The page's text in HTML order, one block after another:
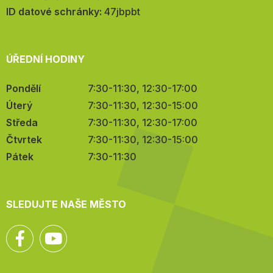
mail:
ID datové schránky: 47jbpbt
ÚŘEDNÍ HODINY
Pondělí
7:30-11:30, 12:30-17:00
Úterý
7:30-11:30, 12:30-15:00
Středa
7:30-11:30, 12:30-17:00
Čtvrtek
7:30-11:30, 12:30-15:00
Pátek
7:30-11:30
SLEDUJTE NAŠE MĚSTO
Facebook